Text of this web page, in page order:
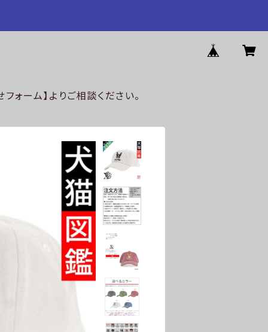
ーム】よりご相談ください。